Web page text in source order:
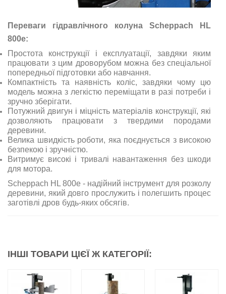
Переваги гідравлічного колуна Scheppach HL
800e:
Простота конструкції і експлуатації, завдяки яким
працювати з цим дроворубом можна без спеціальної
попередньої підготовки або навчання.
Компактність та наявність коліс, завдяки чому цю
модель можна з легкістю переміщати в разі потреби і
зручно зберігати.
Потужний двигун і міцність матеріалів конструкції, які
дозволяють працювати з твердими породами
деревини.
Велика швидкість роботи, яка поєднується з високою
безпекою і зручністю.
Витримує високі і тривалі навантаження без шкоди
для мотора.
Scheppach HL 800e - надійний інструмент для розколу
деревини, який довго прослужить і полегшить процес
заготівлі дров будь-яких обсягів.
ІНШІ ТОВАРИ ЦІЄЇ Ж КАТЕГОРІЇ: